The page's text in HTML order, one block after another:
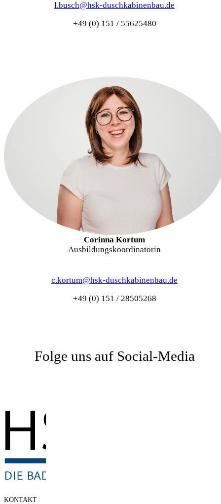
l.busch@hsk-duschkabinenbau.de
+49 (0) 151 / 55625480
Corinna Kortum
Ausbildungskoordinatorin
c.kortum@hsk-duschkabinenbau.de
+49 (0) 151 / 28505268
Folge uns auf Social-Media
KONTAKT